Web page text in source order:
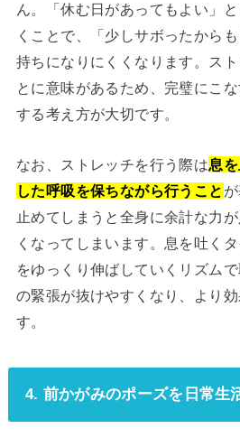
ん。「休む日があってもよい」
くことで、「少しサボったから
持ちになりにくくなります。ス
とに意味があるため、完璧にこ
する考え方が大切です。
なお、ストレッチを行う際は息
した呼吸を保ちながら行うこと
止めてしまうと全身に余計な力
くなってしまいます。息を吐く
をゆっくり伸ばしていくリズム
の緊張が抜けやすくなり、より
す。
4. 前かがみのポーズを日常生